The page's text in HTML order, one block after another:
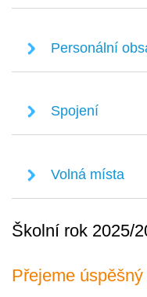
Personální
Spojení
Volná místa
Školní rok 2025/
Přejeme